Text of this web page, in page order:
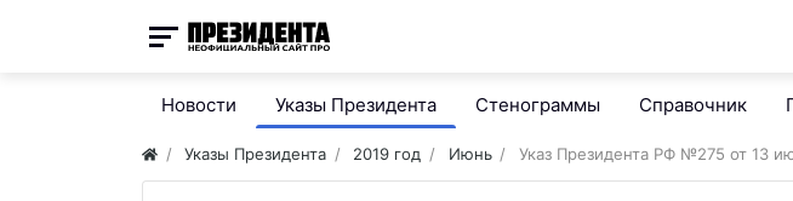
Новости Указы Президента Стенограммы Справочник
Указы Президента 2019 год Июнь Указ Президента РФ №275 от 13